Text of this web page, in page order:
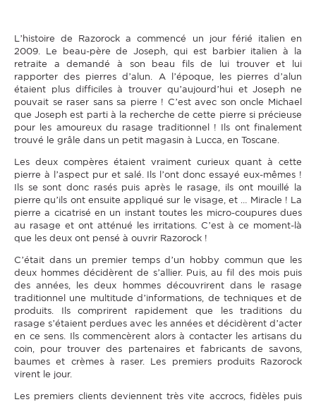
L’histoire de Razorock a commencé un jour férié italien en
2009. Le beau-père de Joseph, qui est barbier italien à la
retraite a demandé à son beau fils de lui trouver et lui
rapporter des pierres d’alun. A l’époque, les pierres d’alun
étaient plus difficiles à trouver qu’aujourd’hui et Joseph ne
pouvait se raser sans sa pierre ! C’est avec son oncle Michael
que Joseph est parti à la recherche de cette pierre si précieuse
pour les amoureux du rasage traditionnel ! Ils ont finalement
trouvé le grâle dans un petit magasin à Lucca, en Toscane.
Les deux compères étaient vraiment curieux quant à cette
pierre à l’aspect pur et salé. Ils l’ont donc essayé eux-mêmes !
Ils se sont donc rasés puis après le rasage, ils ont mouillé la
pierre qu’ils ont ensuite appliqué sur le visage, et … Miracle ! La
pierre a cicatrisé en un instant toutes les micro-coupures dues
au rasage et ont atténué les irritations. C’est à ce moment-là
que les deux ont pensé à ouvrir Razorock !
C’était dans un premier temps d’un hobby commun que les
deux hommes décidèrent de s’allier. Puis, au fil des mois puis
des années, les deux hommes découvrirent dans le rasage
traditionnel une multitude d’informations, de techniques et de
produits. Ils comprirent rapidement que les traditions du
rasage s’étaient perdues avec les années et décidèrent d’acter
en ce sens. Ils commencèrent alors à contacter les artisans du
coin, pour trouver des partenaires et fabricants de savons,
baumes et crèmes à raser. Les premiers produits Razorock
virent le jour.
Les premiers clients deviennent très vite accrocs, fidèles puis